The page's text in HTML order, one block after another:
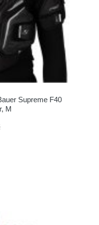
Supreme F40
M